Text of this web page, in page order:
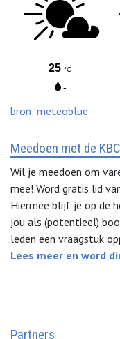
bron: meteoblue
Meedoen met de KBC
Wil je meedoen om
mee! Word gratis lid
Hiermee blijf je op de
jou als (potentieel)
leden een vraagstuk
Lees meer en word
Partners